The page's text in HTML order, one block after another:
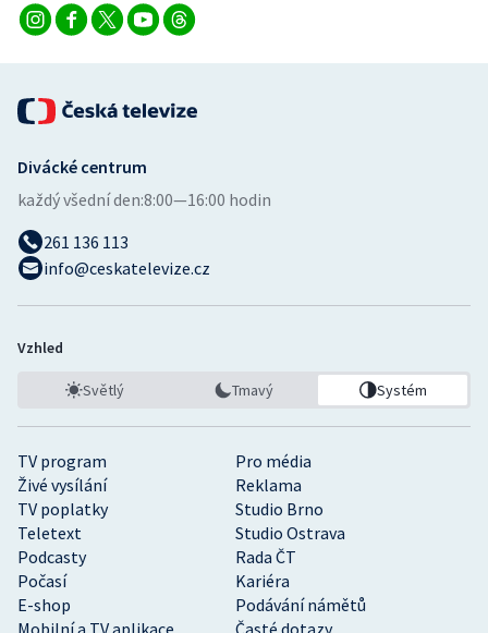
TV program
Pro média
Živé vysílání
Reklama
TV poplatky
Studio Brno
Teletext
Studio Ostrava
Podcasty
Rada ČT
Počasí
Kariéra
E-shop
Podávání námětů
Divácké centrum
každý všední den:8:00—16:00 hodin
261 136 113
info@ceskatelevize.cz
Vzhled
Světlý Tmavý Systém